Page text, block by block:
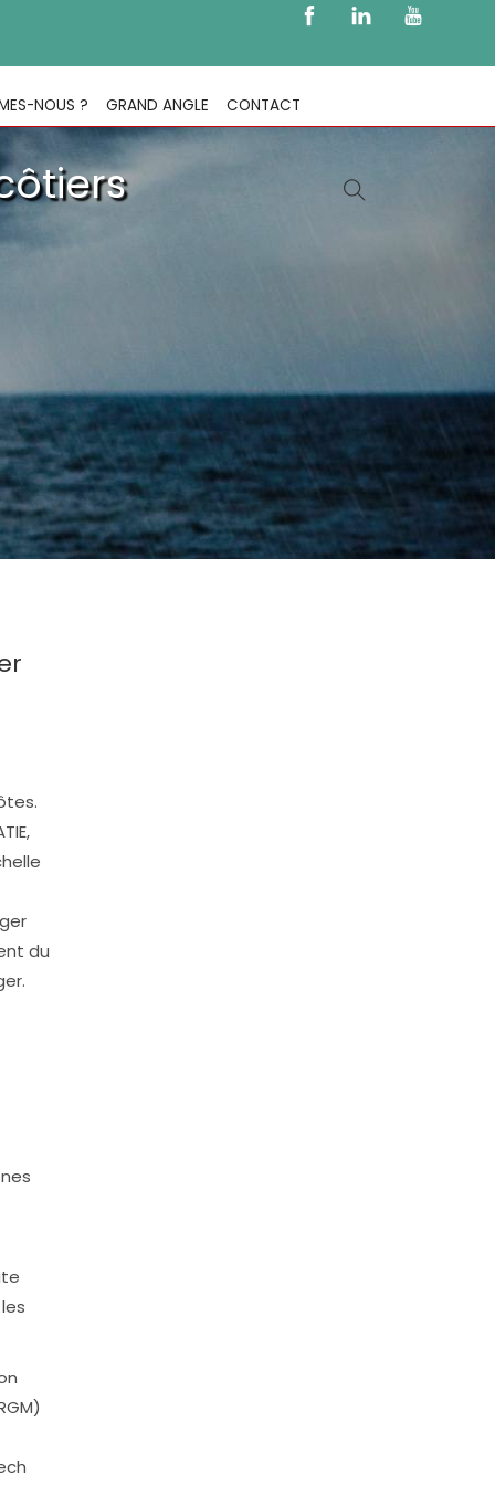
NOUS ? GRAND ANGLE CONTACT
du